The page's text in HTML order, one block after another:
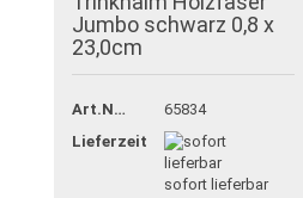
Jumbo schwarz 0,8 x
23,0cm
Art.Nr.:
65834
Lieferzeit:
sofort lieferbar